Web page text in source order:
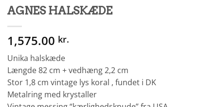
AGNES HALSKÆDE
1,575.00 kr.
Unika halskæde
Længde 82 cm + vedhæng 2,2 cm
Stor 1,8 cm vintage lys koral , fundet i DK
Metalring med krystaller